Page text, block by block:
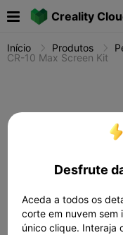
Creality
Início Produtos
CR-10 Max Screen Kit
Desfrute
Aceda a todos os
corte em nuvem sem
único clique. Interaja